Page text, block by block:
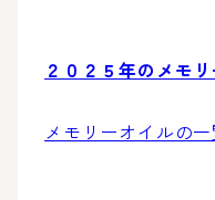
２０２５年のメモ
メモリーオイルの